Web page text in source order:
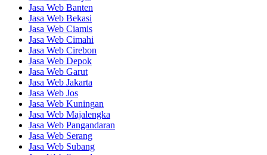
Jasa Web Banten
Jasa Web Bekasi
Jasa Web Ciamis
Jasa Web Cimahi
Jasa Web Cirebon
Jasa Web Depok
Jasa Web Garut
Jasa Web Jakarta
Jasa Web Jos
Jasa Web Kuningan
Jasa Web Majalengka
Jasa Web Pangandaran
Jasa Web Serang
Jasa Web Subang